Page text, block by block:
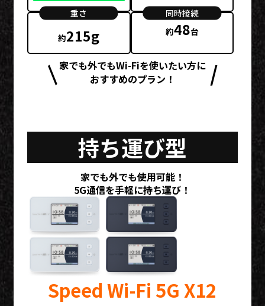
重さ
約215g
同時接続
約48台
家でも外でもWi-Fiを使いたい方に
おすすめのプラン！
持ち運び型
家でも外でも使用可能！
5G通信を手軽に持ち運び！
Speed Wi-Fi 5G X12